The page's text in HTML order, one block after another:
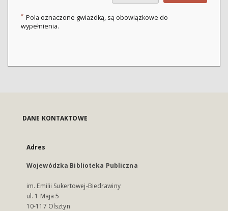
* Pola oznaczone gwiazdką, są obowiązkowe do
wypełnienia.
DANE KONTAKTOWE
Adres
Wojewódzka Biblioteka Publiczna
im. Emilii Sukertowej-Biedrawiny
ul. 1 Maja 5
10-117 Olsztyn